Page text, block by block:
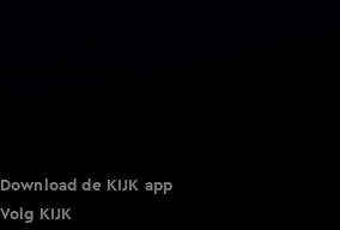
Download de KIJK app
Volg KIJK